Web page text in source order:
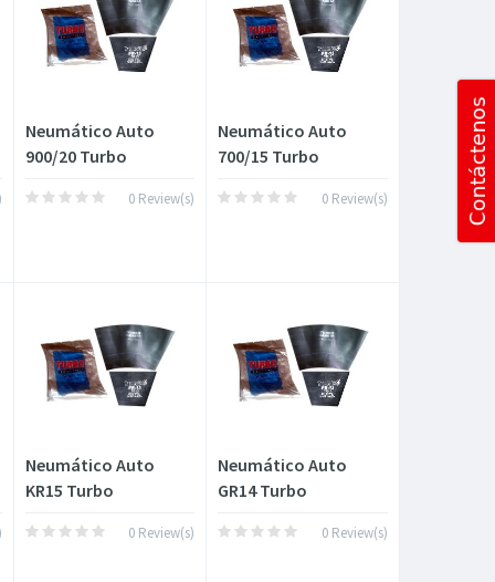
Neumático Auto
900/20 Turbo
0 Review(s)
Neumático Auto
700/15 Turbo
0 Review(s)
Neumático Auto
KR15 Turbo
0 Review(s)
Neumático Auto
GR14 Turbo
0 Review(s)